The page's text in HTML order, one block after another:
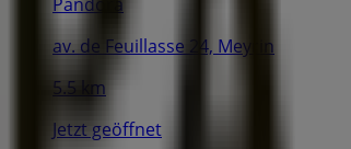
av. de Feuillasse 24, Meyrin
5.5 km
Jetzt geöffnet